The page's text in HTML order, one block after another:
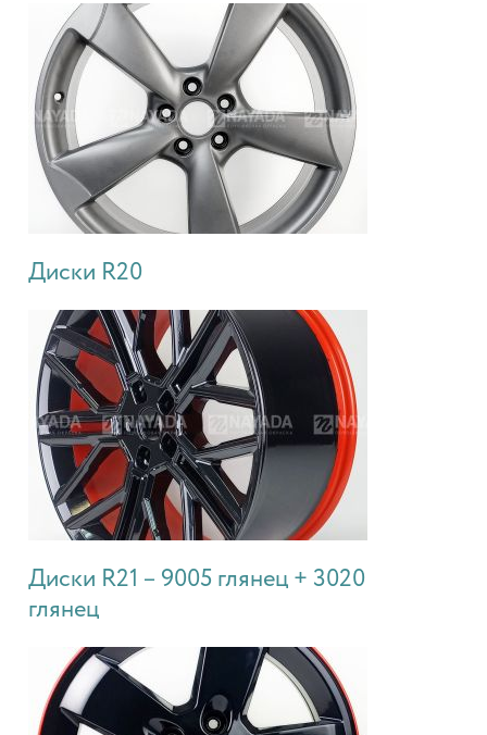
Диски R20
Диски R21 – 9005 глянец + 3020
глянец